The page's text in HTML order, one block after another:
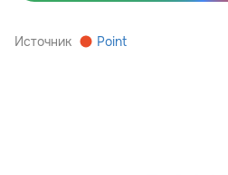
Источник Point